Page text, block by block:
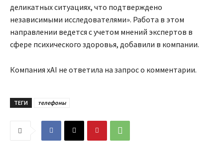
деликатных ситуациях, что подтверждено
независимыми исследователями». Работа в этом
направлении ведется с учетом мнений экспертов в
сфере психического здоровья, добавили в компании.
Компания xAI не ответила на запрос о комментарии.
ТЕГИ телефоны